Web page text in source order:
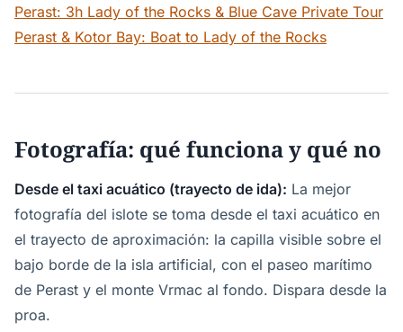
Perast: 3h Lady of the Rocks & Blue Cave Private Tour
Perast & Kotor Bay: Boat to Lady of the Rocks
Fotografía: qué funciona y qué no
Desde el taxi acuático (trayecto de ida): La mejor
fotografía del islote se toma desde el taxi acuático en
el trayecto de aproximación: la capilla visible sobre el
bajo borde de la isla artificial, con el paseo marítimo
de Perast y el monte Vrmac al fondo. Dispara desde la
proa.